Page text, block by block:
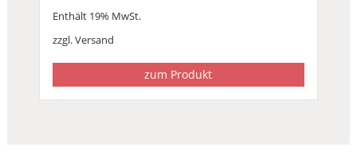
Preis
war:
Preis
ist:
Enthält 19% MwSt.
zzgl.Versand
zum Produkt